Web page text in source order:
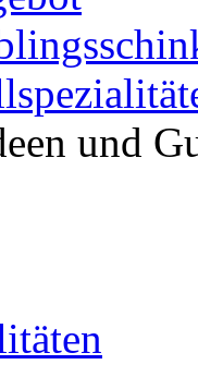
und